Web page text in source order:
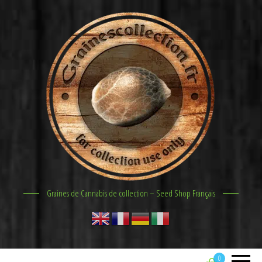
Graines de Cannabis de collection – Seed Shop Français
0